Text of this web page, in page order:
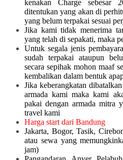
kenakan Charge sebesar
ditentukan yang akan di
yang belum terpakai sesuai
Jika kami tidak menerima
yang telah di sepakati, maka
Untuk segala jenis
sudah terpakai ataupun
secara sepihak mohon maaf
kembalikan dalam bentuk
Jika keberangkatan
armada kami maka kami
pakai dengan armada mitra
travel kami
Harga start dari Bandung
Jakarta, Bogor, Tasik,
atau sewa yang
jam)